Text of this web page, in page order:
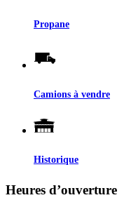
Propane
Camions à vendre
Historique
Heures d’ouverture